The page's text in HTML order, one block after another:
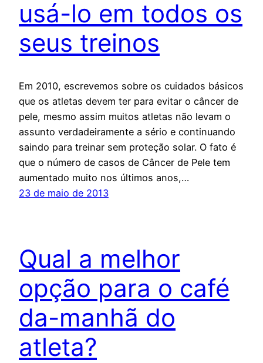
usá-lo em todos os
seus treinos
Em 2010, escrevemos sobre os cuidados básicos
que os atletas devem ter para evitar o câncer de
pele, mesmo assim muitos atletas não levam o
assunto verdadeiramente a sério e continuando
saindo para treinar sem proteção solar. O fato é
que o número de casos de Câncer de Pele tem
aumentado muito nos últimos anos,…
23 de maio de 2013
Qual a melhor
opção para o café
da-manhã do
atleta?